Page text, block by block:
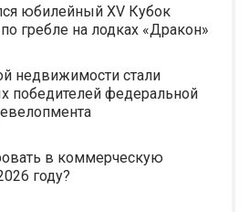
юбилейный XV Кубок
гребле на лодках «Дракон»
недвижимости стали
победителей федеральной
в коммерческую
году?